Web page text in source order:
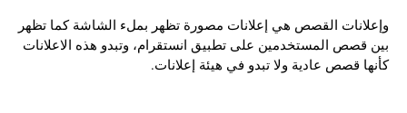
وإعلانات القصص هي إعلانات مصورة تظهر بملء الشاشة كما تظهر
بين قصص المستخدمين على تطبيق انستقرام، وتبدو هذه الاعلانات
كأنها قصص عادية ولا تبدو في هيئة إعلانات.